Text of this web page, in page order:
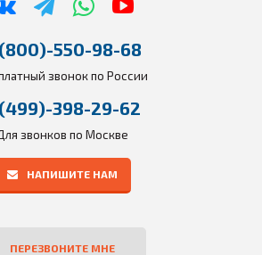
550-98-68
звонок по России
398-29-62
звонков по Москве
НАПИШИТЕ НАМ
ПЕРЕЗВОНИТЕ МНЕ